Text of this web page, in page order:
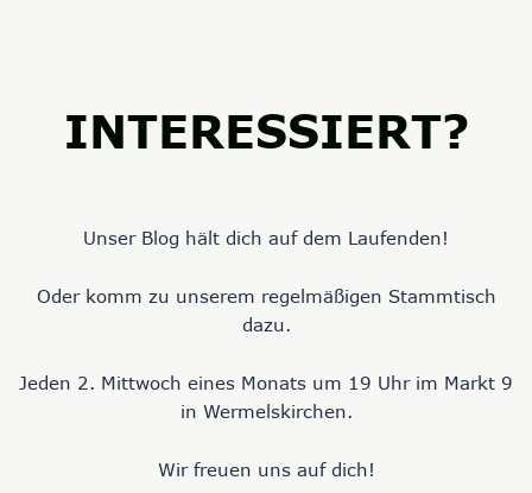
INTERESSIERT?
Unser Blog hält dich auf dem Laufenden!
Oder komm zu unserem regelmäßigen Stammtisch
dazu.
Jeden 2. Mittwoch eines Monats um 19 Uhr im Markt 9
in Wermelskirchen.
Wir freuen uns auf dich!